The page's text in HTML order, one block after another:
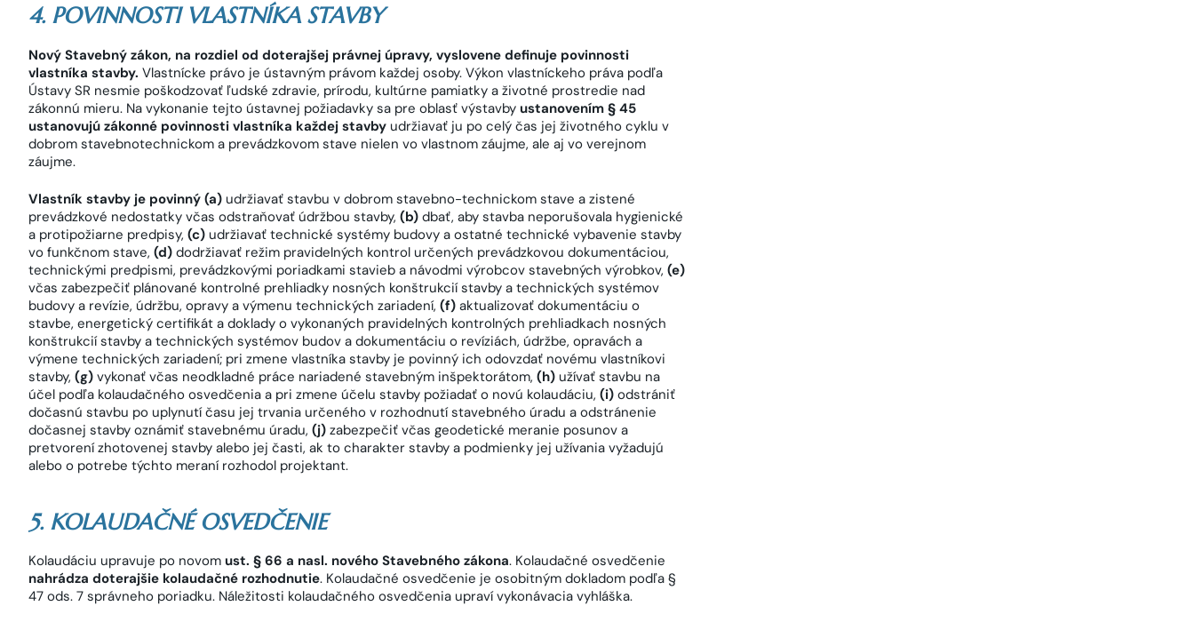
4. POVINNOSTI VLASTNÍKA STAVBY
Nový Stavebný zákon, na rozdiel od doterajšej právnej úpravy, vyslovene definuje povinnosti
vlastníka stavby. Vlastnícke právo je ústavným právom každej osoby. Výkon vlastníckeho práva podľa
Ústavy SR nesmie poškodzovať ľudské zdravie, prírodu, kultúrne pamiatky a životné prostredie nad
zákonnú mieru. Na vykonanie tejto ústavnej požiadavky sa pre oblasť výstavby ustanovením § 45
ustanovujú zákonné povinnosti vlastníka každej stavby udržiavať ju po celý čas jej životného cyklu v
dobrom stavebnotechnickom a prevádzkovom stave nielen vo vlastnom záujme, ale aj vo verejnom
záujme.
Vlastník stavby je povinný (a) udržiavať stavbu v dobrom stavebno-technickom stave a zistené
prevádzkové nedostatky včas odstraňovať údržbou stavby, (b) dbať, aby stavba neporušovala hygienické
a protipožiarne predpisy, (c) udržiavať technické systémy budovy a ostatné technické vybavenie stavby
vo funkčnom stave, (d) dodržiavať režim pravidelných kontrol určených prevádzkovou dokumentáciou,
technickými predpismi, prevádzkovými poriadkami stavieb a návodmi výrobcov stavebných výrobkov, (e)
včas zabezpečiť plánované kontrolné prehliadky nosných konštrukcií stavby a technických systémov
budovy a revízie, údržbu, opravy a výmenu technických zariadení, (f) aktualizovať dokumentáciu o
stavbe, energetický certifikát a doklady o vykonaných pravidelných kontrolných prehliadkach nosných
konštrukcií stavby a technických systémov budov a dokumentáciu o revíziách, údržbe, opravách a
výmene technických zariadení; pri zmene vlastníka stavby je povinný ich odovzdať novému vlastníkovi
stavby, (g) vykonať včas neodkladné práce nariadené stavebným inšpektorátom, (h) užívať stavbu na
účel podľa kolaudačného osvedčenia a pri zmene účelu stavby požiadať o novú kolaudáciu, (i) odstrániť
dočasnú stavbu po uplynutí času jej trvania určeného v rozhodnutí stavebného úradu a odstránenie
dočasnej stavby oznámiť stavebnému úradu, (j) zabezpečiť včas geodetické meranie posunov a
pretvorení zhotovenej stavby alebo jej časti, ak to charakter stavby a podmienky jej užívania vyžadujú
alebo o potrebe týchto meraní rozhodol projektant.
5. KOLAUDAČNÉ OSVEDČENIE
Kolaudáciu upravuje po novom ust. § 66 a nasl. nového Stavebného zákona. Kolaudačné osvedčenie
nahrádza doterajšie kolaudačné rozhodnutie. Kolaudačné osvedčenie je osobitným dokladom podľa §
47 ods. 7 správneho poriadku. Náležitosti kolaudačného osvedčenia upraví vykonávacia vyhláška.